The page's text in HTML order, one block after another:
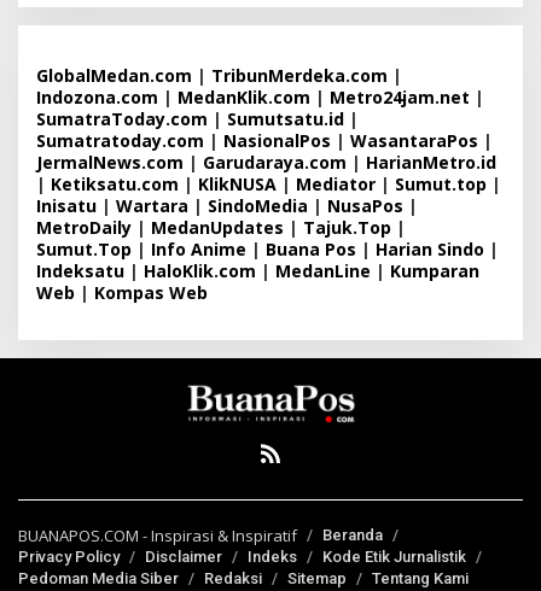
GlobalMedan.com | TribunMerdeka.com |
Indozona.com | MedanKlik.com | Metro24jam.net |
SumatraToday.com | Sumutsatu.id |
Sumatratoday.com | NasionalPos | WasantaraPos |
JermalNews.com | Garudaraya.com | HarianMetro.id
| Ketiksatu.com | KlikNUSA | Mediator | Sumut.top |
Inisatu | Wartara | SindoMedia | NusaPos |
MetroDaily | MedanUpdates | Tajuk.Top |
Sumut.Top | Info Anime | Buana Pos | Harian Sindo |
Indeksatu | HaloKlik.com | MedanLine | Kumparan
Web | Kompas Web
BUANAPOS.COM - Inspirasi & Inspiratif
Beranda
Privacy Policy
Disclaimer Indeks
Kode Etik Jurnalistik
Pedoman Media Siber
Redaksi Sitemap Tentang Kami